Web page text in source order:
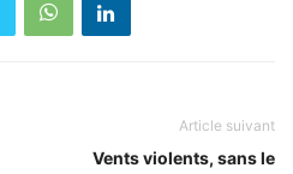
Article suivant
Vents violents, sans le